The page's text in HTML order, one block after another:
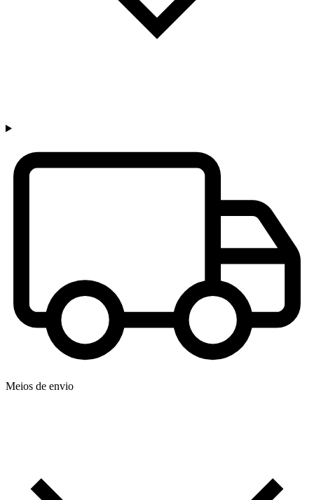
Meios de envio